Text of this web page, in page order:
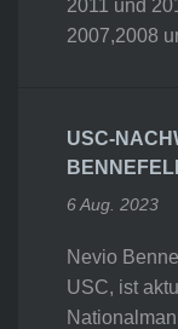
2011 und
2007,2008
USC-
6 Aug. 2023
Nevio
USC, ist